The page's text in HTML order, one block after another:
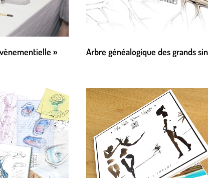
» Arbre généalogique des grands